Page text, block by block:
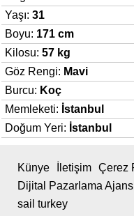
Yaşı: 31
Boyu: 171 cm
Kilosu: 57 kg
Göz Rengi: Mavi
Burcu: Koç
Memleketi: İstanbul
Doğum Yeri: İstanbul
Künye İletişim Çerez
Dijital Pazarlama
sail turkey